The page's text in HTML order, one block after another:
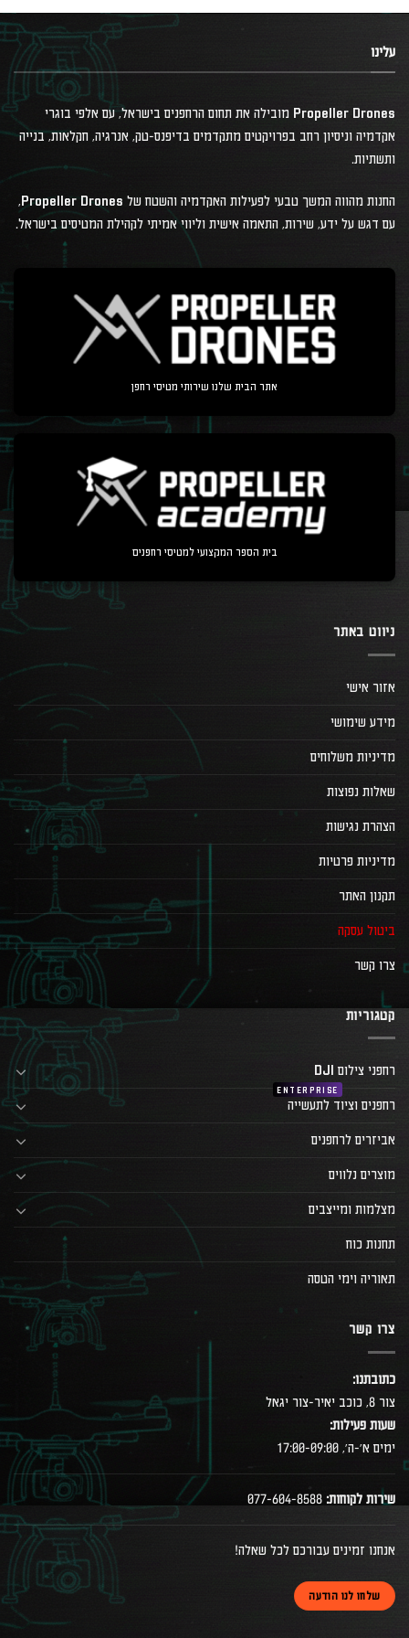
עלינו
Propeller Drones מובילה את תחום הרחפנים בישראל, עם אלפי בוגרי
אקדמיה וניסיון רחב בפרויקטים מתקדמים בדיפנס-טק, אנרגיה, חקלאות, בנייה
ותשתיות.
החנות מהווה המשך טבעי לפעילות האקדמיה והשטח של Propeller Drones,
עם דגש על ידע, שירות, התאמה אישית וליווי אמיתי לקהילת המטיסים בישראל.
אתר הבית שלנו שירותי מטיסי רחפן
בית הספר המקצועי למטיסי רחפנים
ניווט באתר
אזור אישי
מידע שימושי
מדיניות משלוחים
שאלות נפוצות
הצהרת נגישות
מדיניות פרטיות
תקנון האתר
ביטול עסקה
צרו קשר
קטגוריות
רחפני צילום DJI
רחפנים וציוד לתעשייה
אביזרים לרחפנים
מוצרים נלווים
מצלמות ומייצבים
תחנות כוח
תאוריה וימי הטסה
צרו קשר
כתובתנו:
צור 8, כוכב יאיר-צור יגאל
שעות פעילות:
ימים א׳-ה׳, 17:00-09:00
שירות לקוחות:
אנחנו זמינים עבורכם לכל שאלה!
שלחו לנו הודעה